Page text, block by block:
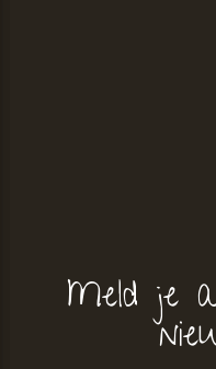
Meld je